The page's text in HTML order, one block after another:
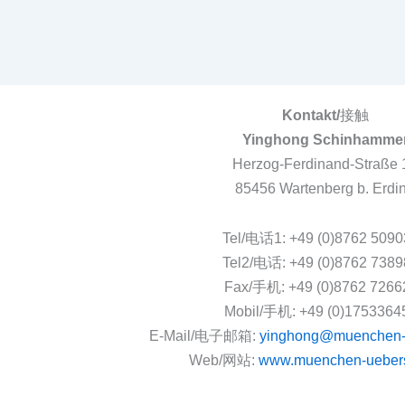
Kontakt/接触
Yinghong
Herzog-Ferdinand-Straße
85456 Wartenberg b.
Tel/电话1: +49 (0)8762
Tel2/电话: +49 (0)8762
Fax/手机: +49 (0)8762
Mobil/手机: +49
E-Mail/电子邮箱:
Web/网站: www.muenchen-